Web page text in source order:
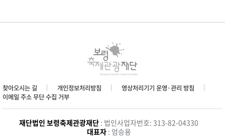
찾아오시는 길 개인정보처리방침
영상처리기기 운영·관리 방침
이메일 주소 무단 수집 거부
재단법인 보령축제관광재단 : 법인사업자번호: 313-82-04330
대표자: 엄승용